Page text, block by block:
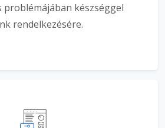
problémájában készséggel
rendelkezésére.